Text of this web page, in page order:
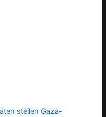
stellen Gaza-